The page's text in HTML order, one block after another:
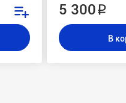
5 300 ₽
В